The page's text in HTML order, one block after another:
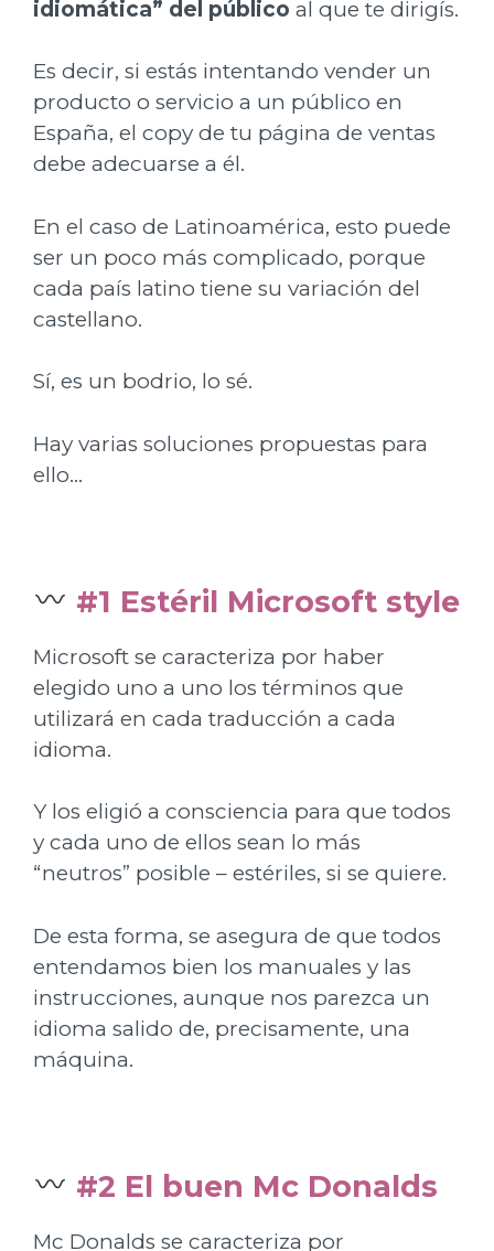
idiomática” del público al que te dirigís.
Es decir, si estás intentando vender un
producto o servicio a un público en
España, el copy de tu página de ventas
debe adecuarse a él.
En el caso de Latinoamérica, esto puede
ser un poco más complicado, porque
cada país latino tiene su variación del
castellano.
Sí, es un bodrio, lo sé.
Hay varias soluciones propuestas para
ello…
#1 Estéril Microsoft style
Microsoft se caracteriza por haber
elegido uno a uno los términos que
utilizará en cada traducción a cada
idioma.
Y los eligió a consciencia para que todos
y cada uno de ellos sean lo más
“neutros” posible – estériles, si se quiere.
De esta forma, se asegura de que todos
entendamos bien los manuales y las
instrucciones, aunque nos parezca un
idioma salido de, precisamente, una
máquina.
#2 El buen Mc Donalds
Mc Donalds se caracteriza por